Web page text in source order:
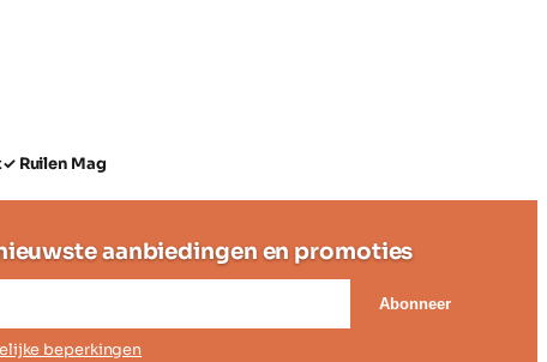
✓ Ruilen Mag
aanbiedingen en promoties
Abonneer
beperkingen